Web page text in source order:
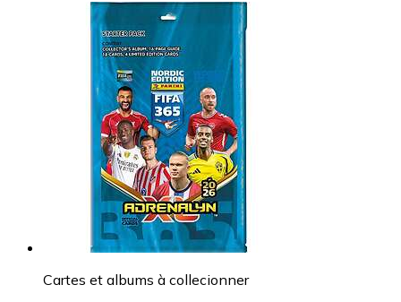
Cartes et albums à collecionner